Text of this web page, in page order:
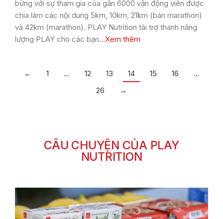
bừng với sự tham gia của gần 6000 vận động viên được
chia làm các nội dung 5km, 10km, 21km (bán marathon)
và 42km (marathon). PLAY Nutrition tài trợ thanh năng
lượng PLAY cho các bạn…Xem thêm
← 1 … 12 13 14 15 16
…
26
→
CÂU CHUYỆN CỦA PLAY
NUTRITION